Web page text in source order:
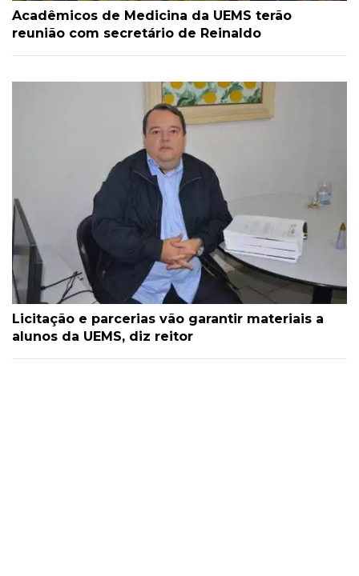
Acadêmicos de Medicina da UEMS terão
reunião com secretário de Reinaldo
Licitação e parcerias vão garantir materiais a
alunos da UEMS, diz reitor